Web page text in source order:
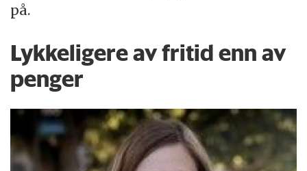
på.
Lykkeligere av fritid enn av
penger